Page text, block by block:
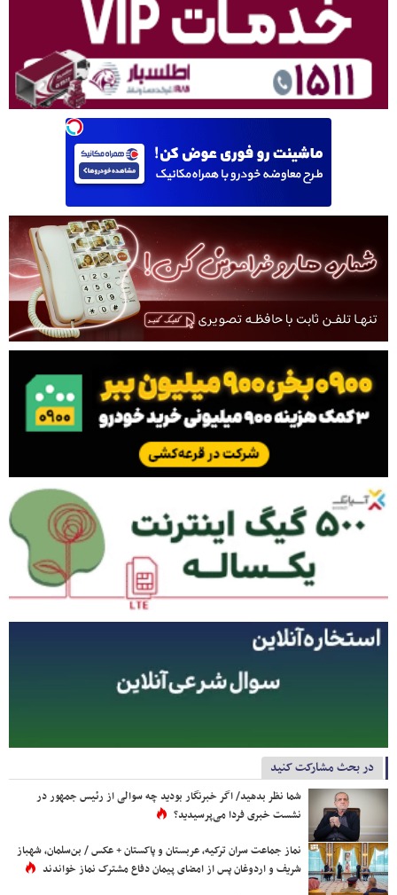
در بحث مشارکت کنید
شما نظر بدهید/ اگر خبرنگار بودید چه سوالی از رئیس جمهور در
نشست خبری فردا می‌پرسیدید؟
نماز جماعت سران ترکیه، عربستان و پاکستان + عکس / بن‌سلمان، شهباز
شریف و اردوغان پس از امضای پیمان دفاع مشترک نماز خواندند